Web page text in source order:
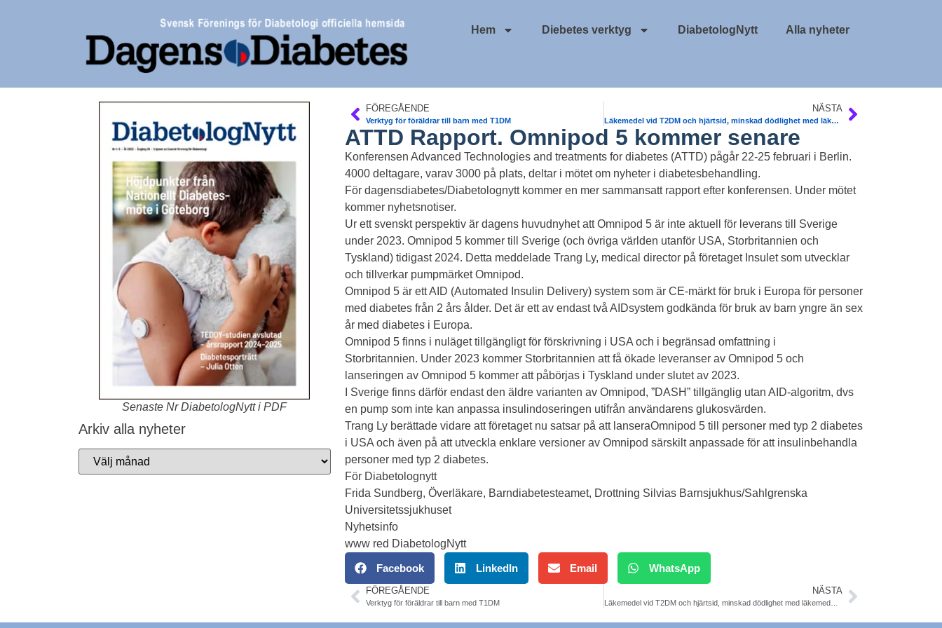
Hem Diebetes verktyg DiabetologNytt Alla nyheter
Senaste Nr DiabetologNytt i PDF
Arkiv alla nyheter
FÖREGÅENDE
Verktyg för föräldrar till barn med T1DM
NÄSTA
Läkemedel vid T2DM och hjärtsid, minskad dödlighet med läkemedel. Diab, obesitas & Metab. Sv studie
ATTD Rapport. Omnipod 5 kommer senare
Konferensen Advanced Technologies and treatments for diabetes (ATTD) pågår 22-25 februari i Berlin.
4000 deltagare, varav 3000 på plats, deltar i mötet om nyheter i diabetesbehandling.
För dagensdiabetes/Diabetolognytt kommer en mer sammansatt rapport efter konferensen. Under mötet
kommer nyhetsnotiser.
Ur ett svenskt perspektiv är dagens huvudnyhet att Omnipod 5 är inte aktuell för leverans till Sverige
under 2023. Omnipod 5 kommer till Sverige (och övriga världen utanför USA, Storbritannien och
Tyskland) tidigast 2024. Detta meddelade Trang Ly, medical director på företaget Insulet som utvecklar
och tillverkar pumpmärket Omnipod.
Omnipod 5 är ett AID (Automated Insulin Delivery) system som är CE-märkt för bruk i Europa för personer
med diabetes från 2 års ålder. Det är ett av endast två AIDsystem godkända för bruk av barn yngre än sex
år med diabetes i Europa.
Omnipod 5 finns i nuläget tillgängligt för förskrivning i USA och i begränsad omfattning i
Storbritannien. Under 2023 kommer Storbritannien att få ökade leveranser av Omnipod 5 och
lanseringen av Omnipod 5 kommer att påbörjas i Tyskland under slutet av 2023.
I Sverige finns därför endast den äldre varianten av Omnipod, ”DASH” tillgänglig utan AID-algoritm, dvs
en pump som inte kan anpassa insulindoseringen utifrån användarens glukosvärden.
Trang Ly berättade vidare att företaget nu satsar på att lanseraOmnipod 5 till personer med typ 2 diabetes
i USA och även på att utveckla enklare versioner av Omnipod särskilt anpassade för att insulinbehandla
personer med typ 2 diabetes.
För Diabetolognytt
Frida Sundberg, Överläkare, Barndiabetesteamet, Drottning Silvias Barnsjukhus/Sahlgrenska
Universitetssjukhuset
Nyhetsinfo
www red DiabetologNytt
Facebook LinkedIn Email WhatsApp
FÖREGÅENDE
Verktyg för föräldrar till barn med T1DM
NÄSTA
Läkemedel vid T2DM och hjärtsid, minskad dödlighet med läkemedel. Diab, obesitas & Metab. Sv studie